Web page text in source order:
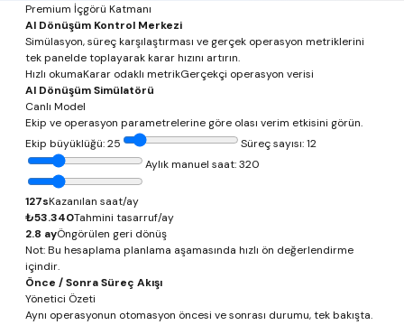
Premium İçgörü Katmanı
AI Dönüşüm Kontrol Merkezi
Simülasyon, süreç karşılaştırması ve gerçek operasyon metriklerini
tek panelde toplayarak karar hızını artırın.
Hızlı okumaKarar odaklı metrikGerçekçi operasyon verisi
AI Dönüşüm Simülatörü
Canlı Model
Ekip ve operasyon parametrelerine göre olası verim etkisini görün.
Ekip büyüklüğü:25 Süreç sayısı:12
Aylık manuel saat:320
127sKazanılan saat/ay
₺53.340Tahmini tasarruf/ay
2.8 ayÖngörülen geri dönüş
Not: Bu hesaplama planlama aşamasında hızlı ön değerlendirme
içindir.
Önce / Sonra Süreç Akışı
Yönetici Özeti
Aynı operasyonun otomasyon öncesi ve sonrası durumu, tek bakışta.